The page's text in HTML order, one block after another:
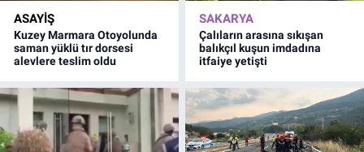
ASAYİŞ
Kuzey Marmara Otoyolunda
saman yüklü tır dorsesi
alevlere teslim oldu
SAKARYA
Çalıların arasına sıkışan
balıkçıl kuşun imdadına
itfaiye yetişti